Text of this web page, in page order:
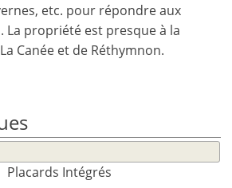
etc. pour répondre aux
La propriété est presque à la
Canée et de Réthymnon.
Placards Intégrés
m²
mi/ft²